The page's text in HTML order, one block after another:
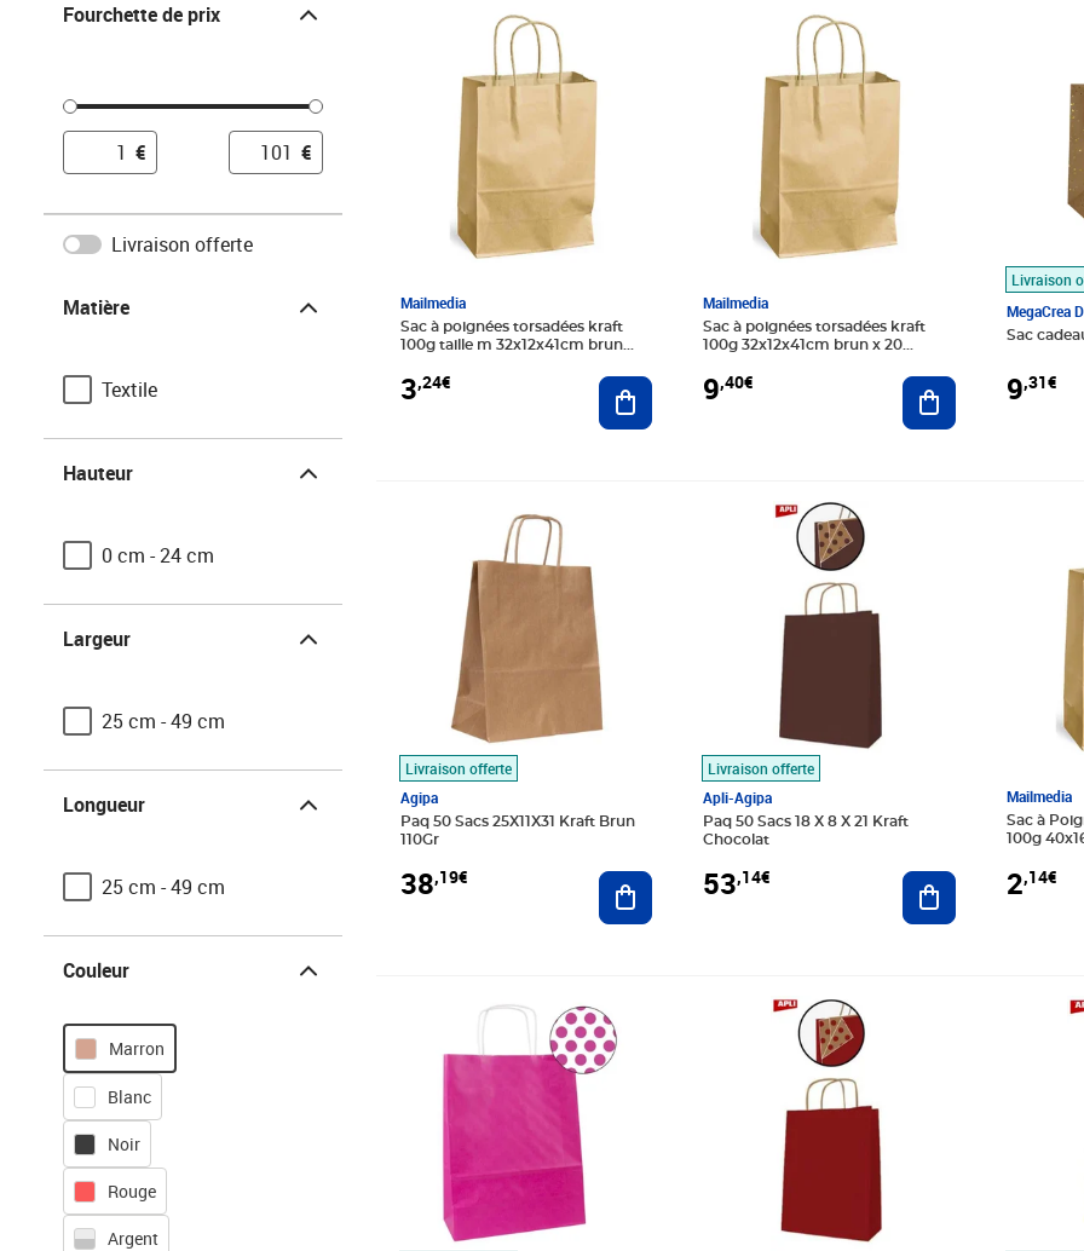
Fourchette de prix
€ €
Livraison offerte
Matière
Textile
Hauteur
0 cm - 24 cm
Largeur
25 cm - 49 cm
Longueur
25 cm - 49 cm
Couleur
Marron
Blanc
Noir
Rouge
Argent
Mailmedia
Sac à poignées torsadées kraft
100g taille m 32x12x41cm brun
3,24€ Ajouter au panier
Mailmedia
Sac à poignées torsadées kraft
100g 32x12x41cm brun x 20
9,40€ Ajouter au panier
Livraison
MegaCrea
Sac
9,31€
Livraison offerte
Agipa
Paq 50 Sacs 25X11X31 Kraft Brun
110Gr
38,19€ Ajouter au panier
Livraison offerte
Apli-Agipa
Paq 50 Sacs 18 X 8 X 21 Kraft
Chocolat
53,14€
Prix 53,14€
Ajouter au panier
Mailmedia
Sac à
100g
2,14€
Prix 75,72€ Prix 88,13€ Prix